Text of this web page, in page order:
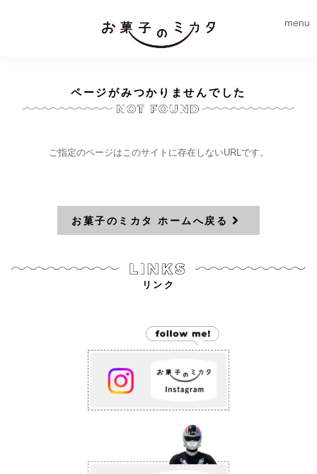
menu
ページがみつかりませんでした
ご指定のページはこのサイトに存在しないURLです。
お菓子のミカタ ホームへ戻る
リンク